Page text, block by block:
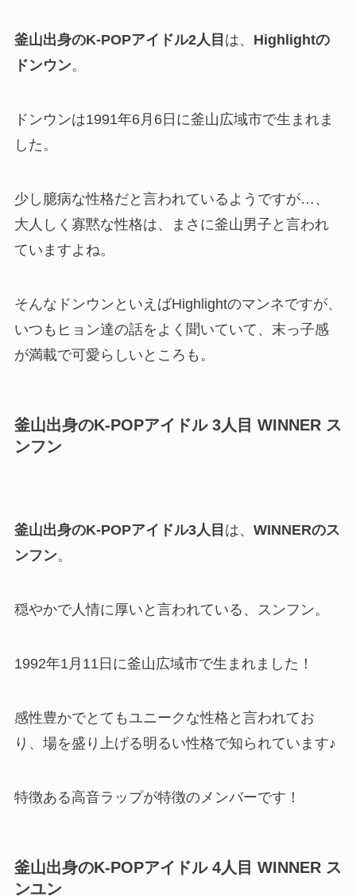
釜山出身のK-POPアイドル2人目 は、 Highlightの
ドンウン。
ドンウンは1991年6月6日に釜山広域市で生まれま
した。
少し臆病な性格だと言われているようですが…、
大人しく寡黙な性格は、まさに釜山男子と言われ
ていますよね。
そんなドンウンといえばHighlightのマンネですが、
いつもヒョン達の話をよく聞いていて、末っ子感
が満載で可愛らしいところも。
釜山出身のK-POPアイドル 3人目 WINNER ス
ンフン
釜山出身のK-POPアイドル3人目 は、 WINNERのス
ンフン。
穏やかで人情に厚いと言われている、スンフン。
1992年1月11日に釜山広域市で生まれました！
感性豊かでとてもユニークな性格と言われてお
り、場を盛り上げる明るい性格で知られています♪
特徴ある高音ラップが特徴のメンバーです！
釜山出身のK-POPアイドル 4人目 WINNER ス
ンユン